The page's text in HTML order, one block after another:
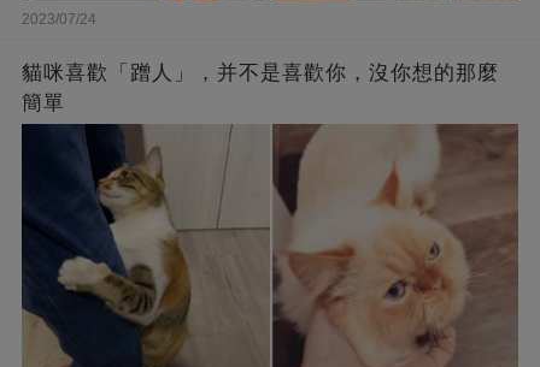
2023/07/24
貓咪喜歡「蹭人」，并不是喜歡你，沒你想的那麼
簡單